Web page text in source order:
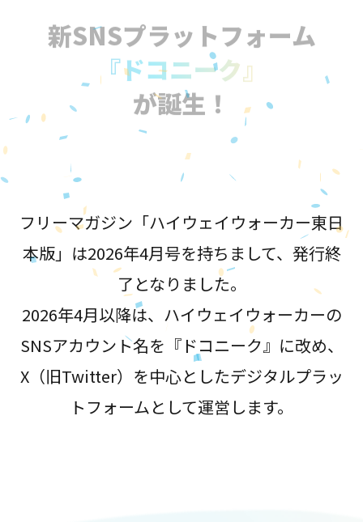
新SNSプラットフォーム
『ドコニーク』
が誕生！
フリーマガジン「ハイウェイウォーカー東日
本版」は2026年4月号を持ちまして、発行終
了となりました。
2026年4月以降は、ハイウェイウォーカーの
SNSアカウント名を『ドコニーク』に改め、
X（旧Twitter）を中心としたデジタルプラッ
トフォームとして運営します。